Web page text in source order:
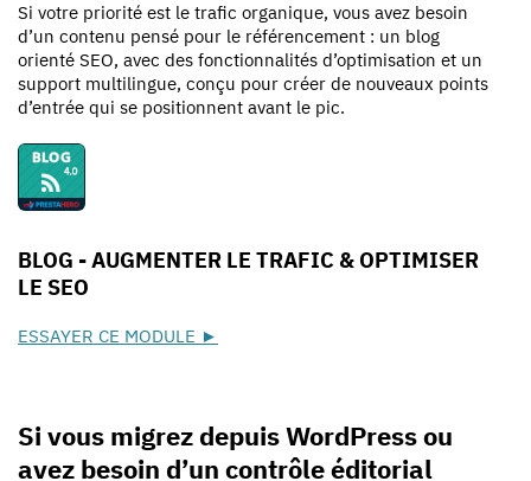
Si votre priorité est le trafic organique, vous avez besoin
d’un contenu pensé pour le référencement : un blog
orienté SEO, avec des fonctionnalités d’optimisation et un
support multilingue, conçu pour créer de nouveaux points
d’entrée qui se positionnent avant le pic.
BLOG - AUGMENTER LE TRAFIC & OPTIMISER
LE SEO
ESSAYER CE MODULE ►
Si vous migrez depuis WordPress ou
avez besoin d’un contrôle éditorial